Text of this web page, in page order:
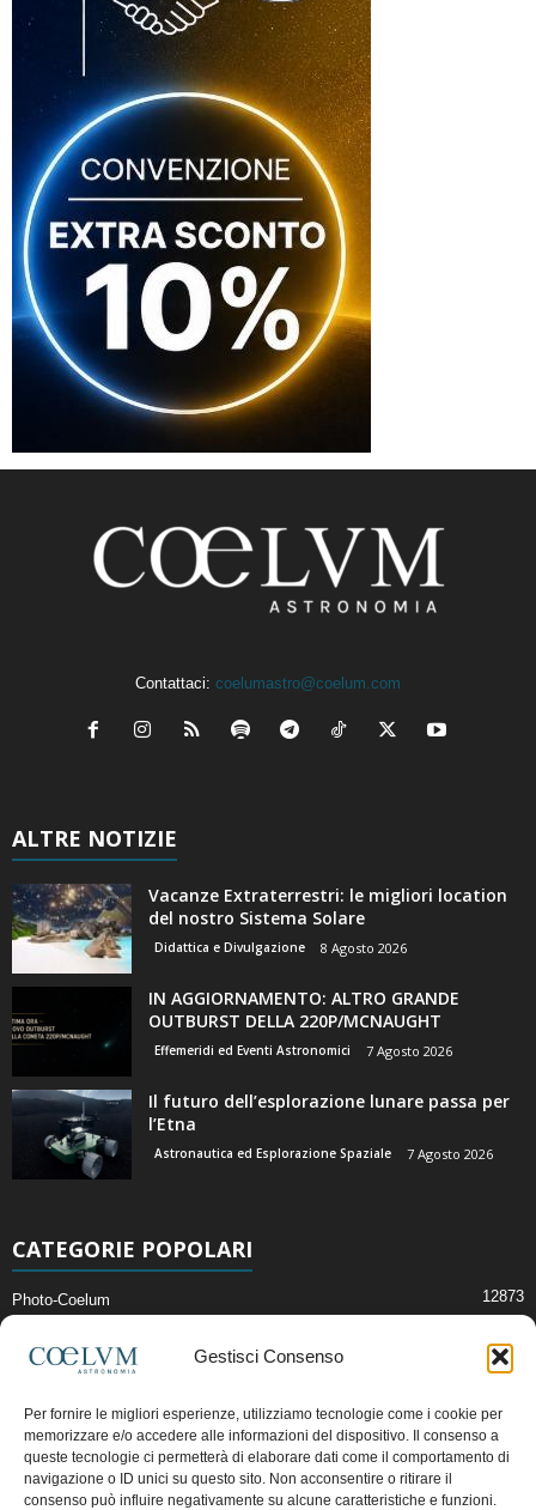
Gestisci Consenso
Per fornire le migliori esperienze, utilizziamo tecnologie come i cookie per
memorizzare e/o accedere alle informazioni del dispositivo. Il consenso a
queste tecnologie ci permetterà di elaborare dati come il comportamento di
navigazione o ID unici su questo sito. Non acconsentire o ritirare il
consenso può influire negativamente su alcune caratteristiche e funzioni.
Contattaci: coelumastro@coelum.com
ALTRE NOTIZIE
Vacanze Extraterrestri: le migliori location
del nostro Sistema Solare
Didattica e Divulgazione 8 Agosto 2026
IN AGGIORNAMENTO: ALTRO GRANDE
OUTBURST DELLA 220P/MCNAUGHT
Effemeridi ed Eventi Astronomici 7 Agosto 2026
Il futuro dell’esplorazione lunare passa per
l’Etna
Astronautica ed Esplorazione Spaziale 7 Agosto 2026
CATEGORIE POPOLARI
Photo-Coelum 12873
News di Astronomia 2412
Cielo del Mese
Astronomia, Astrofisica e Cosmologia
Articoli e Risorse On-Line